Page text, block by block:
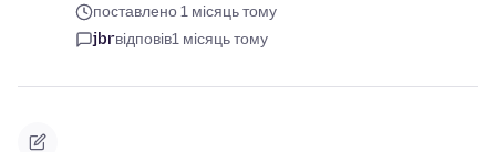
поставлено 1 місяць тому
jbrвідповів1 місяць тому